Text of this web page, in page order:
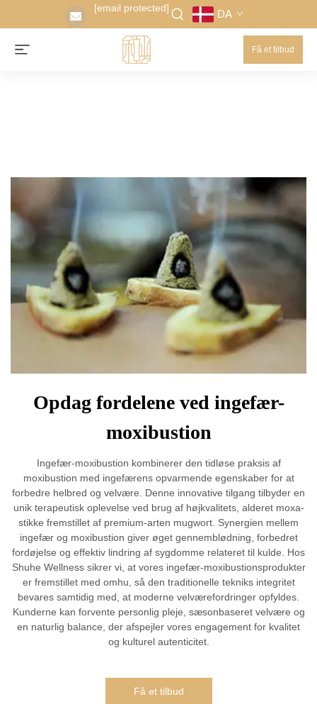
[email protected] DA
Få et tilbud
Opdag fordelene ved ingefær-
moxibustion
Ingefær-moxibustion kombinerer den tidløse praksis af
moxibustion med ingefærens opvarmende egenskaber for at
forbedre helbred og velvære. Denne innovative tilgang tilbyder en
unik terapeutisk oplevelse ved brug af højkvalitets, alderet moxa-
stikke fremstillet af premium-arten mugwort. Synergien mellem
ingefær og moxibustion giver øget gennemblødning, forbedret
fordøjelse og effektiv lindring af sygdomme relateret til kulde. Hos
Shuhe Wellness sikrer vi, at vores ingefær-moxibustionsprodukter
er fremstillet med omhu, så den traditionelle tekniks integritet
bevares samtidig med, at moderne velværefordringer opfyldes.
Kunderne kan forvente personlig pleje, sæsonbaseret velvære og
en naturlig balance, der afspejler vores engagement for kvalitet
og kulturel autenticitet.
Få et tilbud